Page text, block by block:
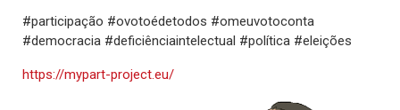
#participação #ovotoédetodos #omeuvotoconta
#democracia #deficiênciaintelectual #política #eleições
https://mypart-project.eu/